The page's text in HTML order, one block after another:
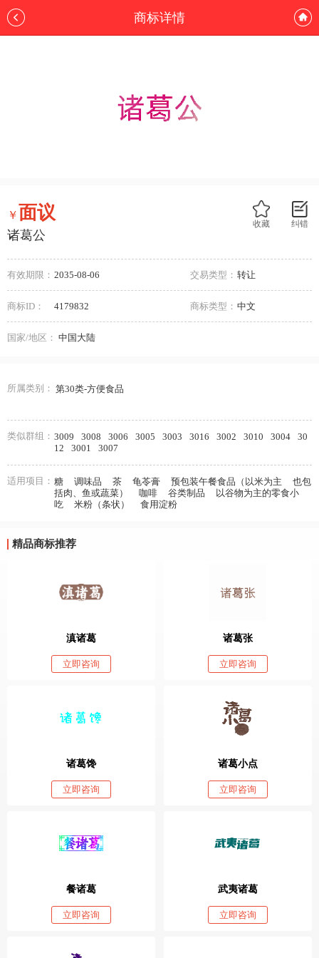
商标详情
纠错
收藏
￥面议
诸葛公
有效期限： 2035-08-06 交易类型： 转让
商标ID： 4179832 商标类型： 中文
国家/地区： 中国大陆
所属类别： 第30类-方便食品
类似群组： 3009 3008 3006 3005 3003 3016 3002 3010 3004
30
12
3001 3007
适用项目： 糖 调味品 茶 龟苓膏 预包装午餐食品（以米为主
也包
括肉、鱼或蔬菜）
咖啡 谷类制品
以谷物为主的零食小
吃
米粉（条状） 食用淀粉
精品商标推荐
滇诸葛
立即咨询
诸葛张
立即咨询
诸葛馋
立即咨询
诸葛小点
立即咨询
餐诸葛
立即咨询
武夷诸葛
立即咨询